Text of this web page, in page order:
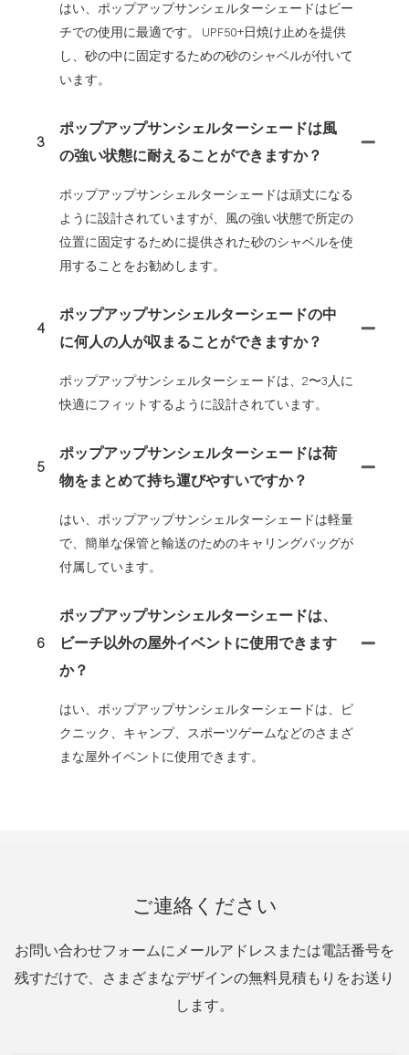
はい、ポップアップサンシェルターシェードはビー
チでの使用に最適です。 UPF50+日焼け止めを提供
し、砂の中に固定するための砂のシャベルが付いて
います。
3
ポップアップサンシェルターシェードは風
の強い状態に耐えることができますか？
ポップアップサンシェルターシェードは頑丈になる
ように設計されていますが、風の強い状態で所定の
位置に固定するために提供された砂のシャベルを使
用することをお勧めします。
4
ポップアップサンシェルターシェードの中
に何人の人が収まることができますか？
ポップアップサンシェルターシェードは、2〜3人に
快適にフィットするように設計されています。
5
ポップアップサンシェルターシェードは荷
物をまとめて持ち運びやすいですか？
はい、ポップアップサンシェルターシェードは軽量
で、簡単な保管と輸送のためのキャリングバッグが
付属しています。
6
ポップアップサンシェルターシェードは、
ビーチ以外の屋外イベントに使用できます
か？
はい、ポップアップサンシェルターシェードは、ピ
クニック、キャンプ、スポーツゲームなどのさまざ
まな屋外イベントに使用できます。
ご連絡ください
お問い合わせフォームにメールアドレスまたは電話番号を
残すだけで、さまざまなデザインの無料見積もりをお送り
します。